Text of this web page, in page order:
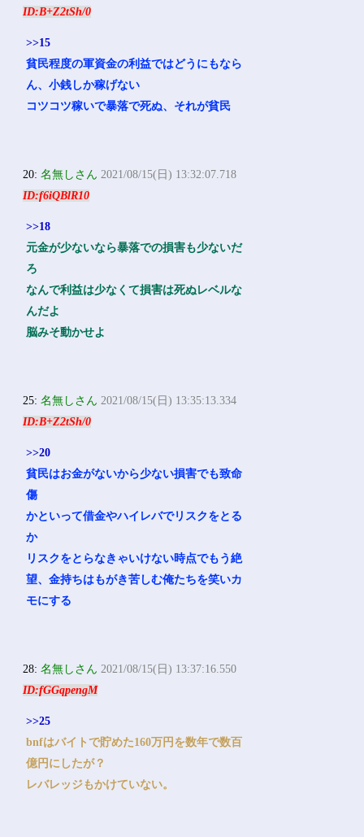
ID:B+Z2tSh/0
>>15
貧民程度の軍資金の利益ではどうにもなら
ん、小銭しか稼げない
コツコツ稼いで暴落で死ぬ、それが貧民
20:名無しさん 2021/08/15(日) 13:32:07.718
ID:f6iQBlR10
>>18
元金が少ないなら暴落での損害も少ないだ
ろ
なんで利益は少なくて損害は死ぬレベルな
んだよ
脳みそ動かせよ
25:名無しさん 2021/08/15(日) 13:35:13.334
ID:B+Z2tSh/0
>>20
貧民はお金がないから少ない損害でも致命
傷
かといって借金やハイレバでリスクをとる
か
リスクをとらなきゃいけない時点でもう絶
望、金持ちはもがき苦しむ俺たちを笑いカ
モにする
28:名無しさん 2021/08/15(日) 13:37:16.550
ID:fGGqpengM
>>25
bnfはバイトで貯めた160万円を数年で数百
億円にしたが？
レバレッジもかけていない。